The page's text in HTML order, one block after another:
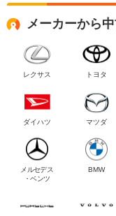
メーカーから
レクサス トヨタ
ダイハツ マツダ
メルセデス
・ベンツ
BMW